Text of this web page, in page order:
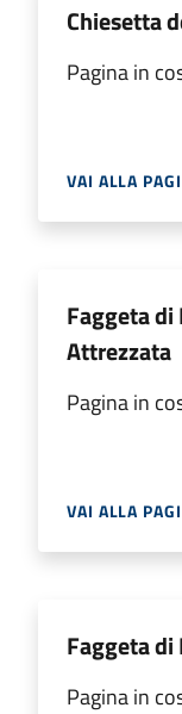
Chiesetta
Pagina in
VAI ALLA
Faggeta
Attrezzata
Pagina in
VAI ALLA
Faggeta
Pagina in